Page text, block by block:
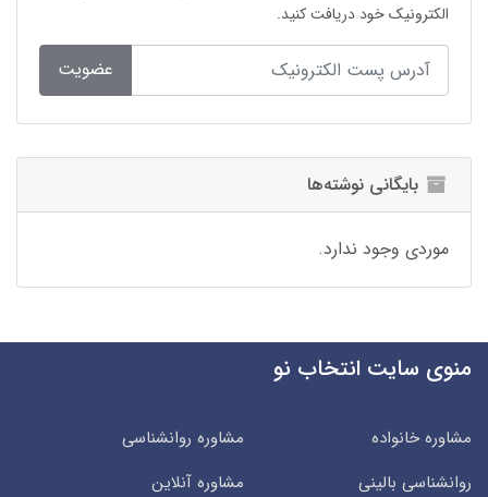
الکترونیک خود دریافت کنید.
عضویت
بایگانی نوشته‌ها
موردی وجود ندارد.
منوی سایت انتخاب نو
مشاوره خانواده
مشاوره روانشناسی
روانشناسی بالینی
مشاوره آنلاین